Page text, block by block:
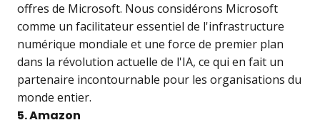
offres de Microsoft. Nous considérons Microsoft
comme un facilitateur essentiel de l'infrastructure
numérique mondiale et une force de premier plan
dans la révolution actuelle de l'IA, ce qui en fait un
partenaire incontournable pour les organisations du
monde entier.
5. Amazon